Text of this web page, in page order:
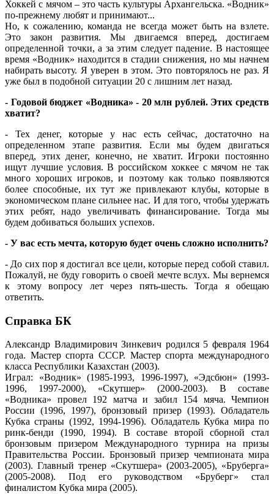
Хоккей с мячом – это часть культуры Архангельска. «Водник»
по-прежнему любят и принимают...
Но, к сожалению, команда не всегда может быть на взлете.
Это закон развития. Мы двигаемся вперед, достигаем
определенной точки, а за этим следует падение. В настоящее
время «Водник» находится в стадии снижения, но мы начнем
набирать высоту. Я уверен в этом. Это повторялось не раз. Я
уже был в подобной ситуации 20 с лишним лет назад.
- Годовой бюджет «Водника» - 20 млн рублей. Этих средств
хватит?
- Тех денег, которые у нас есть сейчас, достаточно на
определенном этапе развития. Если мы будем двигаться
вперед, этих денег, конечно, не хватит. Игроки постоянно
ищут лучшие условия. В российском хоккее с мячом не так
много хороших игроков, и поэтому как только появляются
более способные, их тут же привлекают клубы, которые в
экономическом плане сильнее нас. И для того, чтобы удержать
этих ребят, надо увеличивать финансирование. Тогда мы
будем добиваться больших успехов.
- У вас есть мечта, которую будет очень сложно исполнить?
- До сих пор я достигал все цели, которые перед собой ставил.
Пожалуй, не буду говорить о своей мечте вслух. Мы вернемся
к этому вопросу лет через пять-шесть. Тогда я обещаю
ответить.
Справка БК
Александр Владимирович Зинкевич родился 5 февраля 1964
года. Мастер спорта СССР. Мастер спорта международного
класса Республики Казахстан (2003).
Играл: «Водник» (1985-1993, 1996-1997), «Эдсбюн» (1993-
1996, 1997-2000), «Скутшер» (2000-2003). В составе
«Водника» провел 192 матча и забил 154 мяча. Чемпион
России (1996, 1997), бронзовый призер (1993). Обладатель
Кубка страны (1992, 1994-1996). Обладатель Кубка мира по
ринк-бенди (1990, 1994). В составе второй сборной стал
бронзовым призером Международного турнира на призы
Правительства России. Бронзовый призер чемпионата мира
(2003). Главный тренер «Скутшера» (2003-2005), «Бруберга»
(2005-2008). Под его руководством «Бруберг» стал
финалистом Кубка мира (2005).